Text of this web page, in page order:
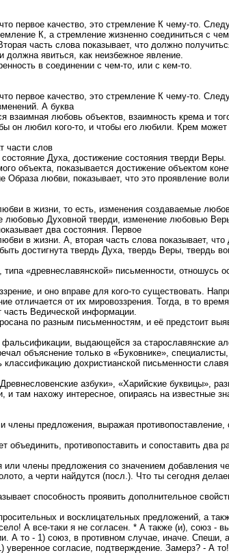
первое качество, это стремление К чему-то.
К, а стремление жизненно соединиться с
часть слова показывает, что должно
явиться, как неизбежное явление.
в соединении с чем-то, или с кем-то.
первое качество, это стремление К чему-то.
А буква
взаимная любовь объектов, взаимность крема и
он любил кого-то, и чтобы его любили. Крем
части слов
Духа, достижение состояния тверди
объекта, показывается достижение объектом
Образа любви, показывает, что это проявление
в жизни, то есть, изменения создаваемые
любовью Духовной тверди, изменение любовью
два состояния. Первое
в жизни. А, вторая часть слова показывает, что
достигнута твердь Духа, твердь Веры, твердь
«древнеславянской» письменности, отношусь
и оно вправе для кого-то существовать.
отличается от их мировоззрения. Тогда, в то
Ведической информации.
по разным письменностям, и её предстоит
фальсификации, выдающейся за старославянские
объяснение только в «Буковнике»,
классификацию дохристианской письменности
азбуки», «Харийские буквицы»,
и там нахожу интересное, опираясь на
члены предложения, выражая
объединить, противопоставить и сопоставить два
члены предложения со значением добавления
а черти найдутся (посл.). Что ты сегодня
способность проявить дополнительное
и восклицательных предложений, а
А все-таки я не согласен. * А также (и), союз -
А то - 1) союз, в противном случае, иначе.
уверенное согласие, подтверждение. Замерз? - А